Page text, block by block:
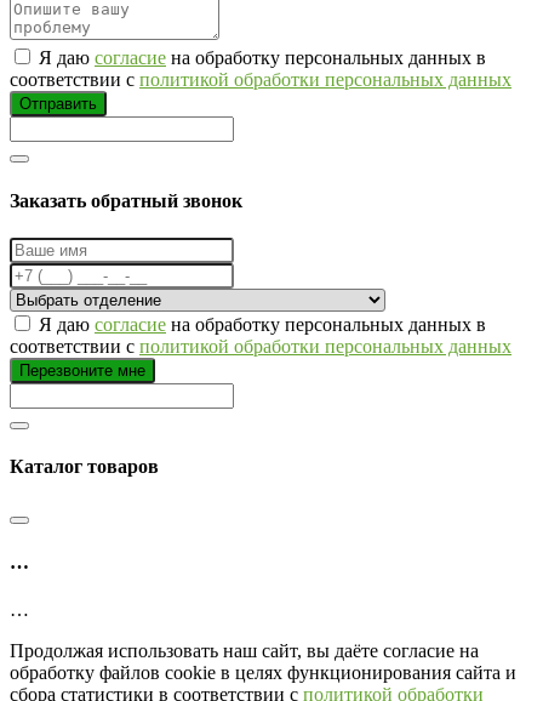
Я даю согласие на обработку персональных данных в
соответствии с политикой обработки персональных данных
Отправить
Заказать обратный звонок
Я даю согласие на обработку персональных данных в
соответствии с политикой обработки персональных данных
Перезвоните мне
Каталог товаров
…
…
Продолжая использовать наш сайт, вы даёте согласие на
обработку файлов cookie в целях функционирования сайта и
сбора статистики в соответствии с политикой обработки